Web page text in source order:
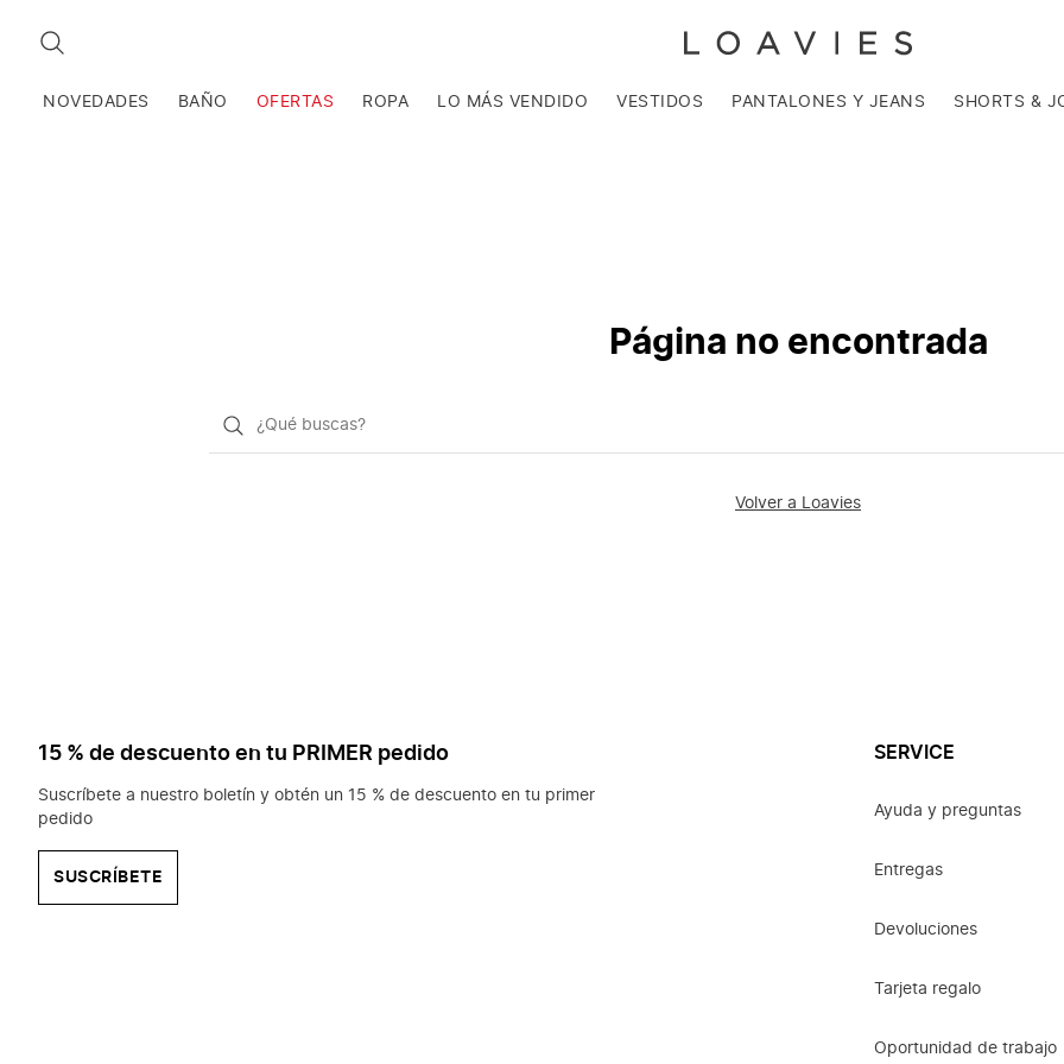
BUSCAR
NOVEDADES BAÑO OFERTAS ROPA LO MÁS VENDIDO VESTIDOS PANTALONES Y JEANS SHORTS &
Página no encontrada
¿Qué
Volver a Loavies
15 % de descuento en tu PRIMER pedido
Suscríbete a nuestro boletín y obtén un 15 % de descuento en tu primer
pedido
SUSCRÍBETE
SERVICE
Ayuda y preguntas
Entregas
Devoluciones
Tarjeta regalo
Oportunidad de trabajo